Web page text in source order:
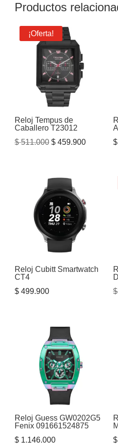
Productos
¡Oferta!
Reloj Tempus de
Caballero T23012
$511.000 El
era:
$ 511.000.
$ 459.900El
$
$
Reloj Cubitt Smartwatch
CT4
$ 499.900
$
Reloj Guess GW0202G5
Fenix 091661524875
$ 1.146.000
$